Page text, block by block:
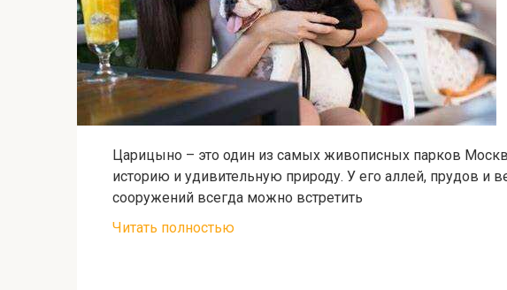
Царицыно – это один из самых живописных парков
историю и удивительную природу. У его аллей, прудов и
сооружений всегда можно встретить
Читать полностью